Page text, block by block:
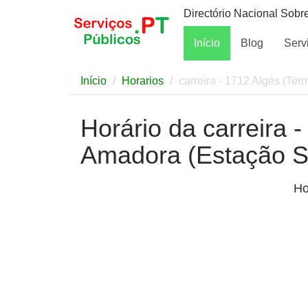
Directório Nacional
Início Blog
Início Horarios carreira - 1712 Algés
Horário da carreira
Amadora (Estação